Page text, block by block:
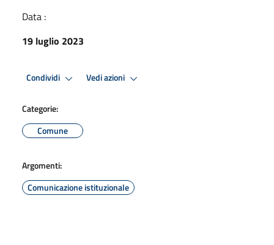
Data :
19 luglio 2023
Condividi Vedi azioni
Categorie:
Comune
Argomenti:
Comunicazione istituzionale